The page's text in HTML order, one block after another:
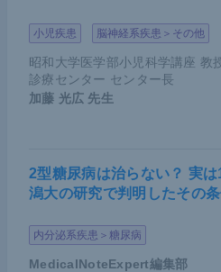
小児疾患 脳神経系疾患＞その他
昭和大学医学部小児科学講座 教
診療センター センター長
加藤 光広 先生
2型糖尿病は治らない？ 実
潟大の研究で判明したその
内分泌系疾患＞糖尿病
MedicalNoteExpert編集部